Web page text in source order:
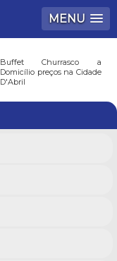
MENU
Buffet Churrasco a
Domicílio preços na Cidade
D'Abril